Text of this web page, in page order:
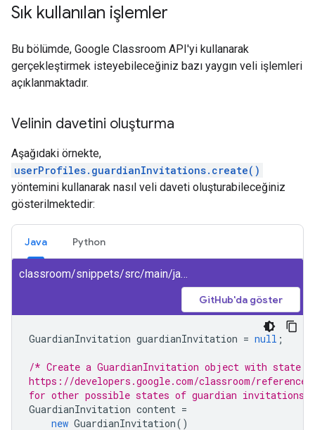
Sık kullanılan işlemler
Bu bölümde, Google Classroom API'yi kullanarak
gerçekleştirmek isteyebileceğiniz bazı yaygın veli işlemleri
açıklanmaktadır.
Velinin davetini oluşturma
Aşağıdaki örnekte,
userProfiles.guardianInvitations.create()
yöntemini kullanarak nasıl veli daveti oluşturabileceğiniz
gösterilmektedir:
Java Python
classroom/snippets/src/main/java/CreateGuardianInvitation.java
GitHub'da göster
GuardianInvitation guardianInvitation = null ;
/* Create a GuardianInvitation object with state
https://developers.google.com/classroom/
for other possible states of guardian
GuardianInvitation content =
new GuardianInvitation()